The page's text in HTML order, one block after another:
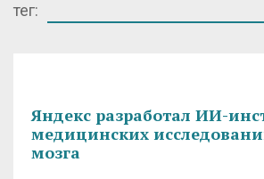
тег:
Яндекс разработал ИИ-
медицинских
мозга